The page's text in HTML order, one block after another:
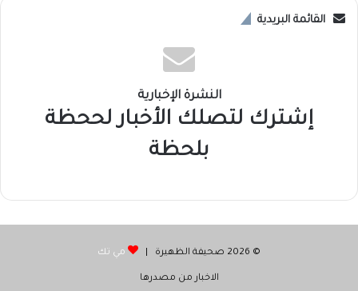
القائمة البريدية
النشرة الإخبارية
إشترك لتصلك الأخبار لححظة
بلحظة
© 2026 صحيفة الظهيرة | مي تك
الاخبار من مصدرها